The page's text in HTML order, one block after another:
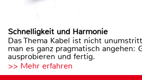
Schnelligkeit und Harmonie
Das Thema Kabel ist nicht
man es ganz pragmatisch angehen:
ausprobieren und fertig.
>> Mehr erfahren